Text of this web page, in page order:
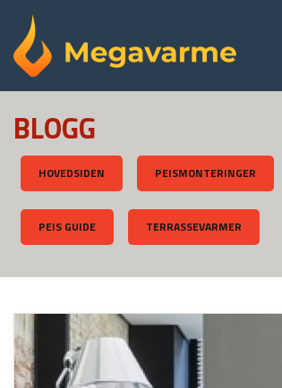
innholdet
PRODUKTER
BLOGG
HOVEDSIDEN PEISMONTERINGER
PEIS GUIDE TERRASSEVARMER